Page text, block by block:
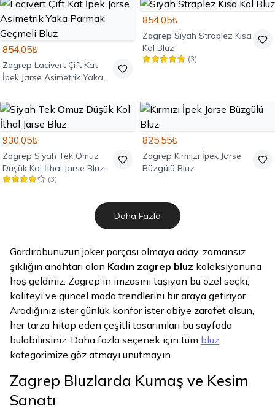
854,05₺
Zagrep Lacivert Çift Kat
İpek Jarse Asimetrik Yaka
854,05₺
Zagrep Siyah Straplez Kısa
Kol Bluz
(3)
930,05₺
Zagrep Siyah Tek Omuz
Düşük Kol İthal Jarse Bluz
(3)
825,55₺
Zagrep Kırmızı İpek Jarse
Büzgülü Bluz
Daha Fazla
Gardırobunuzun joker parçası olmaya aday, zamansız
şıklığın anahtarı olan Kadın zagrep bluz koleksiyonuna
hoş geldiniz. Zagrep'in imzasını taşıyan bu özel seçki,
kaliteyi ve güncel moda trendlerini bir araya getiriyor.
Aradığınız ister günlük konfor ister abiye zarafet olsun,
her tarza hitap eden çeşitli tasarımları bu sayfada
bulabilirsiniz. Daha fazla seçenek için tüm bluz
kategorimize göz atmayı unutmayın.
Zagrep Bluzlarda Kumaş ve Kesim
Sanatı